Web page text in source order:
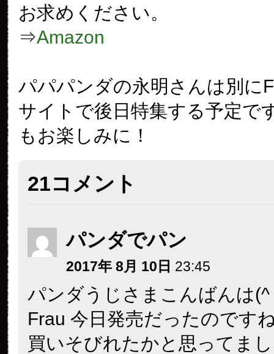
お求めください。
⇒Amazon
パパパンダの永明さんは別に
サイトで後日特集する予定で
もお楽しみに！
21コメント
パンダでパン
2017年 8月 10日 23:45
パンダうじさまこんばんは(^
Frau 今日発売だったのです
買いそびれたかと思ってま